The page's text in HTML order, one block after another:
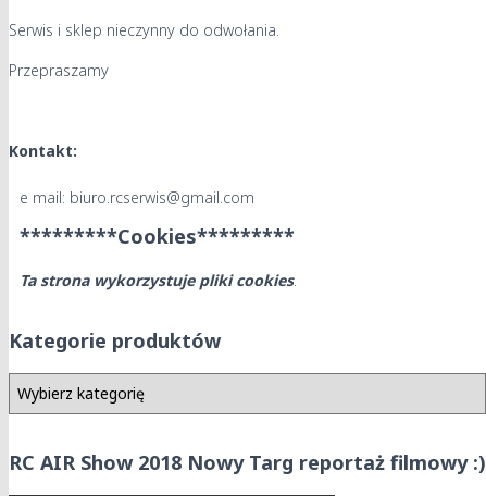
Serwis i sklep nieczynny do odwołania.
Przepraszamy
Kontakt:
e mail: biuro.rcserwis@gmail.com
*********Cookies*********
Ta strona wykorzystuje pliki cookies.
Kategorie produktów
RC AIR Show 2018 Nowy Targ reportaż filmowy :)